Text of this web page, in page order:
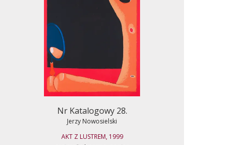
Nr Katalogowy 28.
Jerzy Nowosielski
AKT Z LUSTREM, 1999